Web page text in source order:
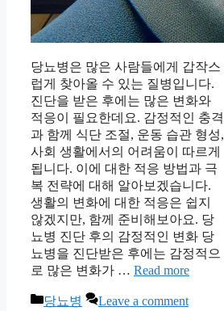
당뇨병은 많은 사람들에게 갑작스
럽게 찾아올 수 있는 질병입니다.
진단을 받은 후에는 많은 변화와
적응이 필요한데요. 감정적인 충격
과 함께 식단 조절, 운동 습관 형성,
사회 생활에서의 어려움이 따르게
됩니다. 이에 대한 적응 방법과 극
복 전략에 대해 알아보겠습니다.
생활의 변화에 대한 적응은 쉽지
않겠지만, 함께 준비해보아요. 당
뇨병 진단 후의 감정적인 변화 당
뇨병을 진단받은 후에는 감정적으
로 많은 변화가 … Read more
Categories
당뇨병 Leave a comment